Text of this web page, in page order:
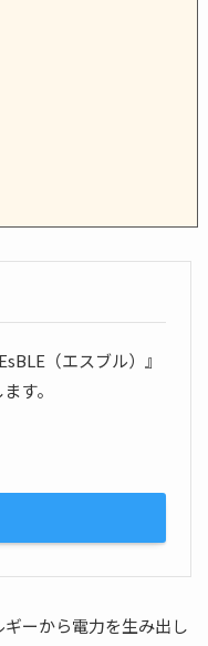
（エスブル）』
す。
ーから電力を生み出し